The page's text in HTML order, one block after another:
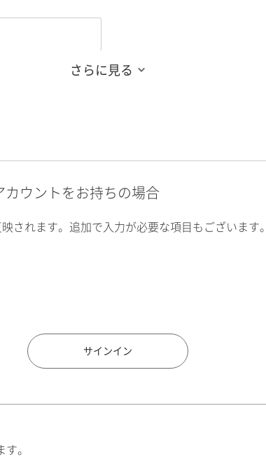
住所検索
さらに見る
カウントをお持ちの場合
されます。追加で入力が必要な項目もございます。
サインイン
す。